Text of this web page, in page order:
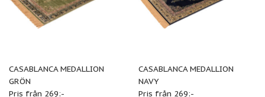
CASABLANCA MEDALLION
GRÖN
Pris från 269:-
CASABLANCA MEDALLION
NAVY
Pris från 269:-